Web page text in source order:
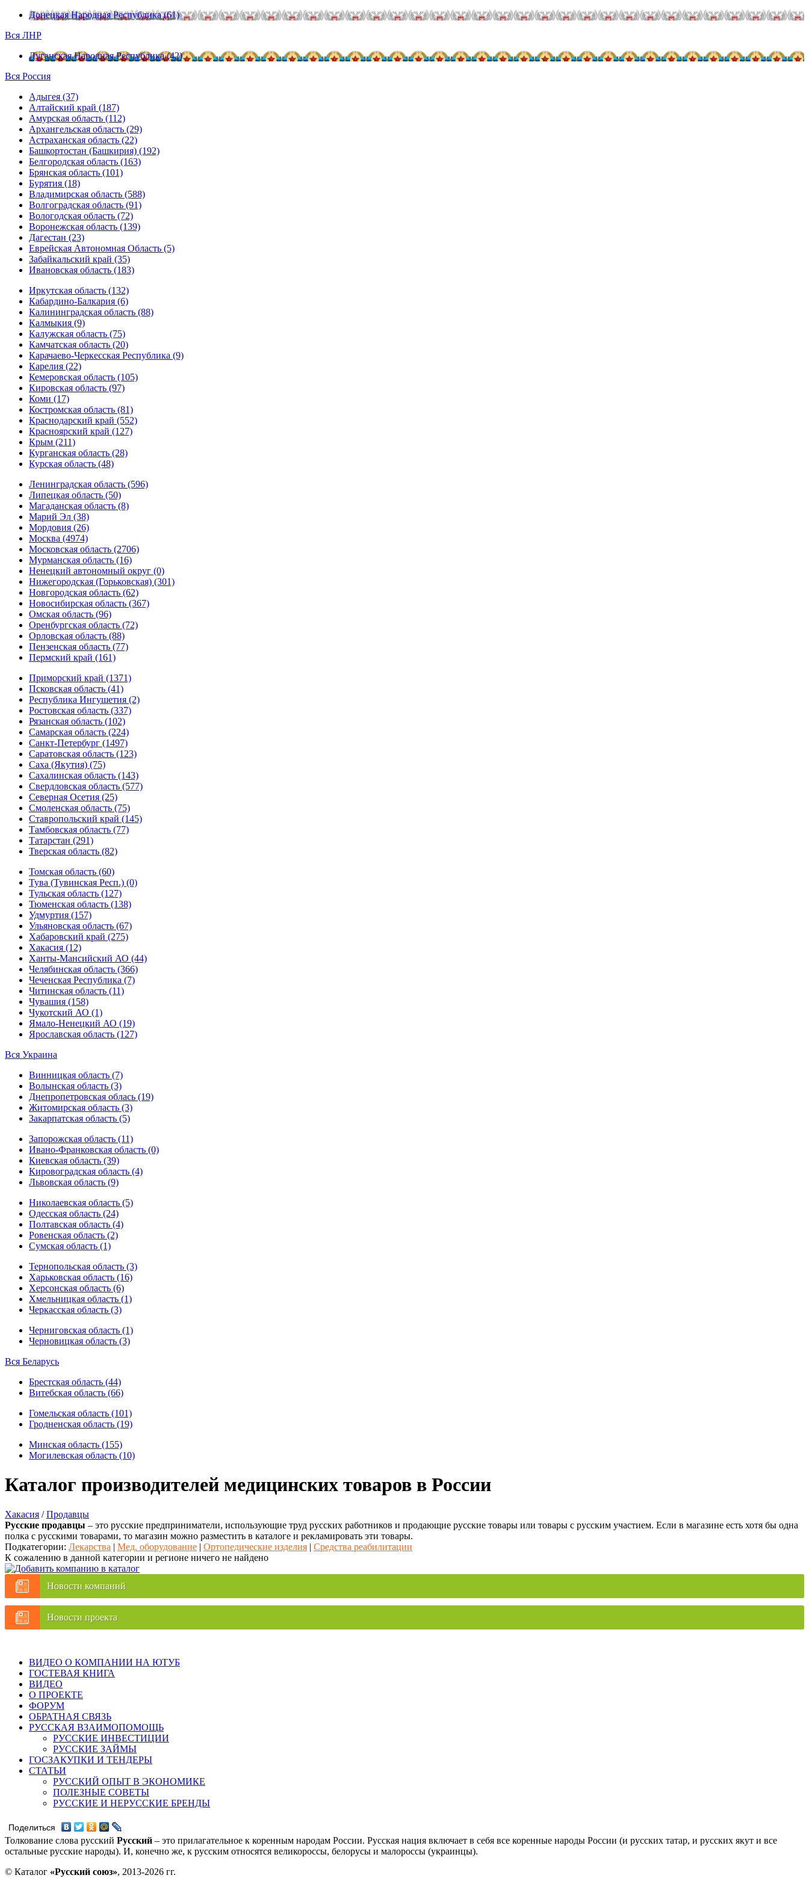
Донецкая Народная Республика (61)
Вся ЛНР
Луганская Народная Республика (42)
Вся Россия
Адыгея (37)
Алтайский край (187)
Амурская область (112)
Архангельская область (29)
Астраханская область (22)
Башкортостан (Башкирия) (192)
Белгородская область (163)
Брянская область (101)
Бурятия (18)
Владимирская область (588)
Волгоградская область (91)
Вологодская область (72)
Воронежская область (139)
Дагестан (23)
Еврейская Автономная Область (5)
Забайкальский край (35)
Ивановская область (183)
Иркутская область (132)
Кабардино-Балкария (6)
Калининградская область (88)
Калмыкия (9)
Калужская область (75)
Камчатская область (20)
Карачаево-Черкесская Республика (9)
Карелия (22)
Кемеровская область (105)
Кировская область (97)
Коми (17)
Костромская область (81)
Краснодарский край (552)
Красноярский край (127)
Крым (211)
Курганская область (28)
Курская область (48)
Ленинградская область (596)
Липецкая область (50)
Магаданская область (8)
Марий Эл (38)
Мордовия (26)
Москва (4974)
Московская область (2706)
Мурманская область (16)
Ненецкий автономный округ (0)
Нижегородская (Горьковская) (301)
Новгородская область (62)
Новосибирская область (367)
Омская область (96)
Оренбургская область (72)
Орловская область (88)
Пензенская область (77)
Пермский край (161)
Приморский край (1371)
Псковская область (41)
Республика Ингушетия (2)
Ростовская область (337)
Рязанская область (102)
Самарская область (224)
Санкт-Петербург (1497)
Саратовская область (123)
Саха (Якутия) (75)
Сахалинская область (143)
Свердловская область (577)
Северная Осетия (25)
Смоленская область (75)
Ставропольский край (145)
Тамбовская область (77)
Татарстан (291)
Тверская область (82)
Томская область (60)
Тува (Тувинская Респ.) (0)
Тульская область (127)
Тюменская область (138)
Удмуртия (157)
Ульяновская область (67)
Хабаровский край (275)
Хакасия (12)
Ханты-Мансийский АО (44)
Челябинская область (366)
Чеченская Республика (7)
Читинская область (11)
Чувашия (158)
Чукотский АО (1)
Ямало-Ненецкий АО (19)
Ярославская область (127)
Вся Украина
Винницкая область (7)
Волынская область (3)
Днепропетровская облась (19)
Житомирская область (3)
Закарпатская область (5)
Запорожская область (11)
Ивано-Франковская область (0)
Киевская область (39)
Кировоградская область (4)
Львовская область (9)
Николаевская область (5)
Одесская область (24)
Полтавская область (4)
Ровенская область (2)
Сумская область (1)
Тернопольская область (3)
Харьковская область (16)
Херсонская область (6)
Хмельницкая область (1)
Черкасская область (3)
Черниговская область (1)
Черновицкая область (3)
Вся Беларусь
Брестская область (44)
Витебская область (66)
Гомельская область (101)
Гродненская область (19)
Минская область (155)
Могилевская область (10)
Каталог производителей медицинских товаров в России
Хакасия /Продавцы
Русские продавцы – это русские предприниматели, использующие труд русских работников и продающие русские товары или товары с русским участием. Если в магазине есть хотя бы одна
полка с русскими товарами, то магазин можно разместить в каталоге и рекламировать эти товары.
Подкатегории: Лекарства | Мед. оборудование | Ортопедические изделия | Средства реабилитации
К сожалению в данной категории и регионе ничего не найдено
Новости компаний
Новости проекта
ВИДЕО О КОМПАНИИ НА ЮТУБ
ГОСТЕВАЯ КНИГА
ВИДЕО
О ПРОЕКТЕ
ФОРУМ
ОБРАТНАЯ СВЯЗЬ
РУССКАЯ ВЗАИМОПОМОЩЬ
РУССКИЕ ИНВЕСТИЦИИ
РУССКИЕ ЗАЙМЫ
ГОСЗАКУПКИ И ТЕНДЕРЫ
СТАТЬИ
РУССКИЙ ОПЫТ В ЭКОНОМИКЕ
ПОЛЕЗНЫЕ СОВЕТЫ
РУССКИЕ И НЕРУССКИЕ БРЕНДЫ
Поделиться
Толкование слова русский Русский – это прилагательное к коренным народам России. Русская нация включает в себя все коренные народы России (и русских татар, и русских якут и все
остальные русские народы). И, конечно же, к русским относятся великороссы, белорусы и малороссы (украинцы).
© Каталог «Русский союз», 2013-2026 гг.